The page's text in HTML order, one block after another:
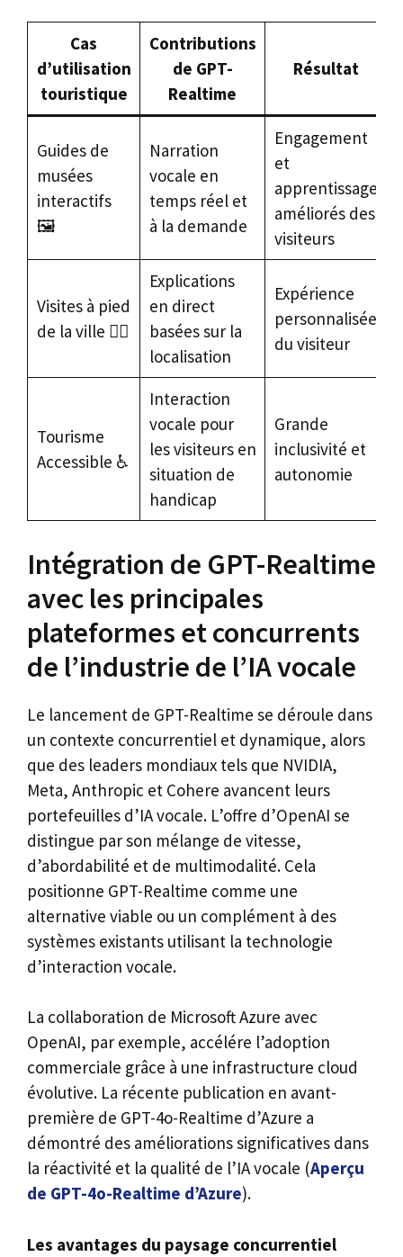
Cas
d’utilisation
touristique
Contributions
de GPT-
Realtime
Résultat
Guides de
musées
interactifs
🖼️
Narration
vocale en
temps réel et
à la demande
Engagement
et
apprentissage
améliorés des
visiteurs
Visites à pied
de la ville 🚶‍♂️
Explications
en direct
basées sur la
localisation
Expérience
personnalisée
du visiteur
Tourisme
Accessible ♿
Interaction
vocale pour
les visiteurs en
situation de
handicap
Grande
inclusivité et
autonomie
Intégration de GPT-Realtime
avec les principales
plateformes et concurrents
de l’industrie de l’IA vocale
Le lancement de GPT-Realtime se déroule dans
un contexte concurrentiel et dynamique, alors
que des leaders mondiaux tels que NVIDIA,
Meta, Anthropic et Cohere avancent leurs
portefeuilles d’IA vocale. L’offre d’OpenAI se
distingue par son mélange de vitesse,
d’abordabilité et de multimodalité. Cela
positionne GPT-Realtime comme une
alternative viable ou un complément à des
systèmes existants utilisant la technologie
d’interaction vocale.
La collaboration de Microsoft Azure avec
OpenAI, par exemple, accélére l’adoption
commerciale grâce à une infrastructure cloud
évolutive. La récente publication en avant-
première de GPT-4o-Realtime d’Azure a
démontré des améliorations significatives dans
la réactivité et la qualité de l’IA vocale (Aperçu
de GPT-4o-Realtime d’Azure).
Les avantages du paysage concurrentiel